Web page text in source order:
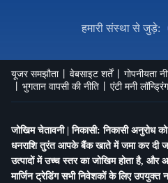
हमारी संस्था से जुड़े:
यूजर समझौता वेबसाइट शर्तें गोपनीयता
भुगतान वापसी की नीति
एंटी मनी
जोखिम चेतावनी | निकासी: निकासी अनुरोध
धनराशि तुरंत आपके बैंक खाते में जमा कर दी
उत्पादों में उच्च स्तर का जोखिम होता है,
मार्जिन ट्रेडिंग सभी निवेशकों के लिए उपयुक्त